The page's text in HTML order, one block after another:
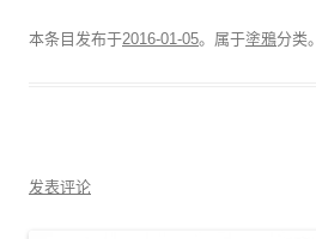
本条目发布于2016-01-05。属于塗鴉分类。
发表评论